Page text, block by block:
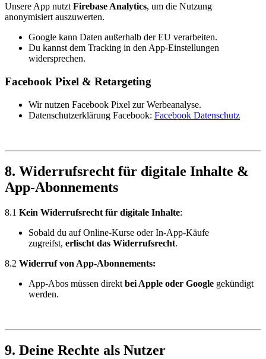
Unsere App nutztFirebase Analytics, um die Nutzung
anonymisiert auszuwerten.
Google kann Daten außerhalb der EU verarbeiten.
Du kannst dem Tracking in den App-Einstellungen
widersprechen.
Facebook Pixel & Retargeting
Wir nutzen Facebook Pixel zur Werbeanalyse.
Datenschutzerklärung Facebook: Facebook Datenschutz
8. Widerrufsrecht für digitale Inhalte &
App-Abonnements
8.1 Kein Widerrufsrecht für digitale Inhalte:
Sobald du auf Online-Kurse oder In-App-Käufe
zugreifst, erlischt das Widerrufsrecht.
8.2 Widerruf von App-Abonnements:
App-Abos müssen direkt bei Apple oder Google gekündigt
werden.
9. Deine Rechte als Nutzer